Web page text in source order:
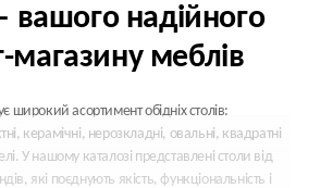
вашого надійного
магазину меблів
широкий асортимент обідніх столів:
керамічні, нерозкладні, овальні, квадратні
У нашому каталозі представлені столи від
які поєднують якість, функціональність і